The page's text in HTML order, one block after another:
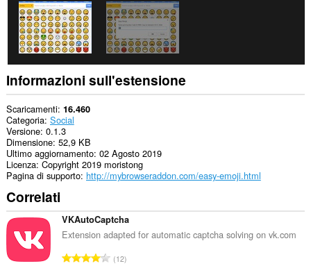
Informazioni sull'estensione
Scaricamenti 16.460
Categoria Social
Versione 0.1.3
Dimensione 52,9 KB
Ultimo aggiornamento 02 Agosto 2019
Licenza Copyright 2019 moristong
Pagina di supporto http://mybrowseraddon.com/easy-emoji.html
Correlati
VKAutoCaptcha
Extension adapted for automatic captcha solving on vk.com
N12